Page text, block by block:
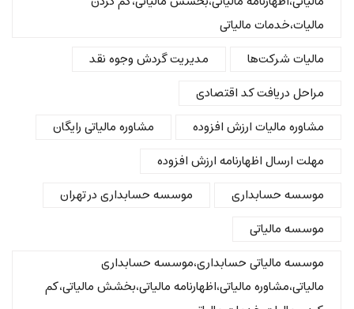
مالیات،خدمات مالیاتی
مالیات شرکت‌ها
مدیریت گردش وجوه نقد
مراحل دریافت کد اقتصادی
مشاوره مالیات ارزش افزوده
مشاوره مالیاتی رایگان
مهلت ارسال اظهارنامه ارزش افزوده
موسسه حسابداری
موسسه حسابداری در تهران
موسسه مالیاتی
موسسه مالیاتی حسابداری،موسسه حسابداری
مالیاتی،مشاوره مالیاتی،اظهارنامه مالیاتی،بخشش مالیاتی،کم